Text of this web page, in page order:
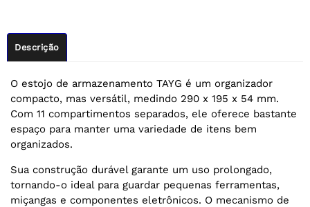
Descrição
O estojo de armazenamento TAYG é um organizador
compacto, mas versátil, medindo 290 x 195 x 54 mm.
Com 11 compartimentos separados, ele oferece bastante
espaço para manter uma variedade de itens bem
organizados.
Sua construção durável garante um uso prolongado,
tornando-o ideal para guardar pequenas ferramentas,
miçangas e componentes eletrônicos. O mecanismo de